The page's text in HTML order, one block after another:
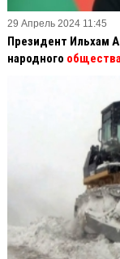
29 Апрель 2024 11:45
Президент Ильхам
народного